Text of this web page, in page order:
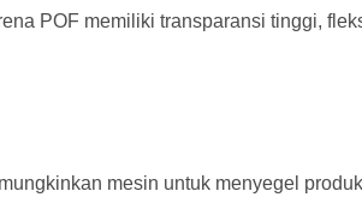
POF memiliki transparansi tinggi,
mesin untuk menyegel